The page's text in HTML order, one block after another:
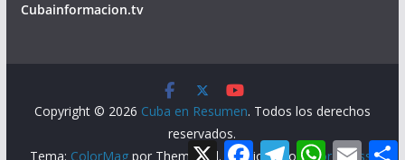
Cubainformacion.tv
Copyright © 2026 Cuba en Resumen. Todos los derechos
reservados.
Tema: ColorMag por ThemeGrill. Funciona conWordPress .
X F T W E